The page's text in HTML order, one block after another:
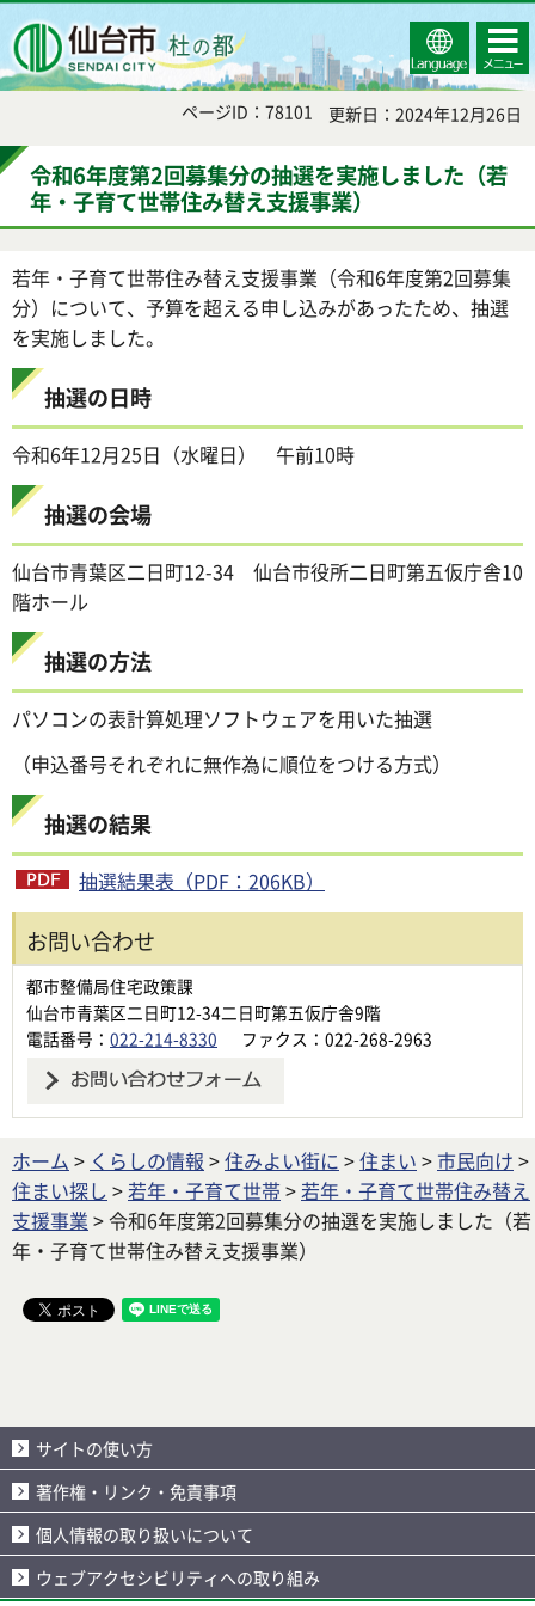
Select
Language
コンテ
ンツメ
ニュー
ページID：78101 更新日：2024年12月26日
令和6年度第2回募集分の抽選を実施しました（若
年・子育て世帯住み替え支援事業）
若年・子育て世帯住み替え支援事業（令和6年度第2回募集
分）について、予算を超える申し込みがあったため、抽選
を実施しました。
抽選の日時
令和6年12月25日（水曜日） 午前10時
抽選の会場
仙台市青葉区二日町12-34 仙台市役所二日町第五仮庁舎10
階ホール
抽選の方法
パソコンの表計算処理ソフトウェアを用いた抽選
（申込番号それぞれに無作為に順位をつける方式）
抽選の結果
抽選結果表（PDF：206KB）
お問い合わせ
都市整備局住宅政策課
仙台市青葉区二日町12-34二日町第五仮庁舎9階
電話番号： 022-214-8330 ファクス：022-268-2963
ホーム > くらしの情報 >住みよい街に >住まい >市民向け >
住まい探し >若年・子育て世帯>若年・子育て世帯住み替え
支援事業 > 令和6年度第2回募集分の抽選を実施しました（若
年・子育て世帯住み替え支援事業）
サイトの使い方
著作権・リンク・免責事項
個人情報の取り扱いについて
ウェブアクセシビリティへの取り組み